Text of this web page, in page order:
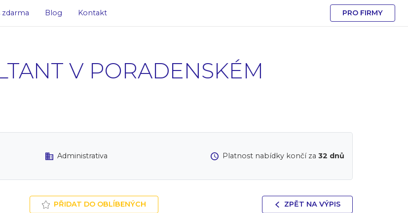
Blog Kontakt PRO FIRMY
V PORADENSKÉM
Administrativa Platnost nabídky končí za32 dnů
PŘIDAT DO OBLÍBENÝCH ZPĚT NA VÝPIS